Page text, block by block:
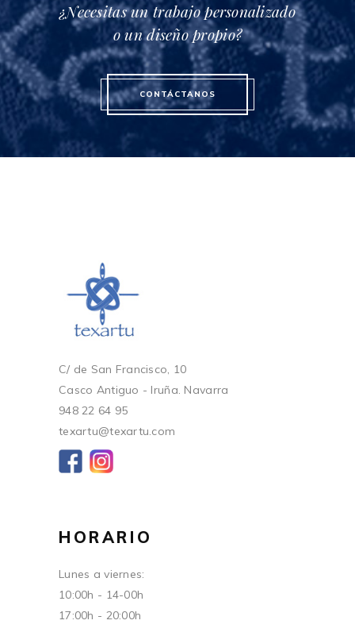
¿Necesitas un trabajo personalizado
o un diseño propio?
CONTÁCTANOS
C/ de San Francisco, 10
Casco Antiguo - Iruña. Navarra
948 22 64 95
texartu@texartu.com
HORARIO
Lunes a viernes:
10:00h - 14-00h
17:00h - 20:00h